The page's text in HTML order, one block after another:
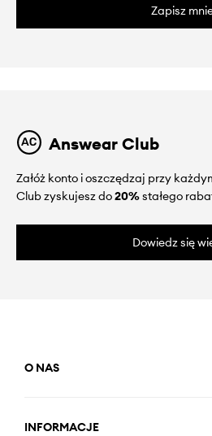
Zapisz
Answear Club
Załóż konto i oszczędzaj przy
Club zyskujesz do20%stałego
Dowiedz się
O NAS
INFORMACJE